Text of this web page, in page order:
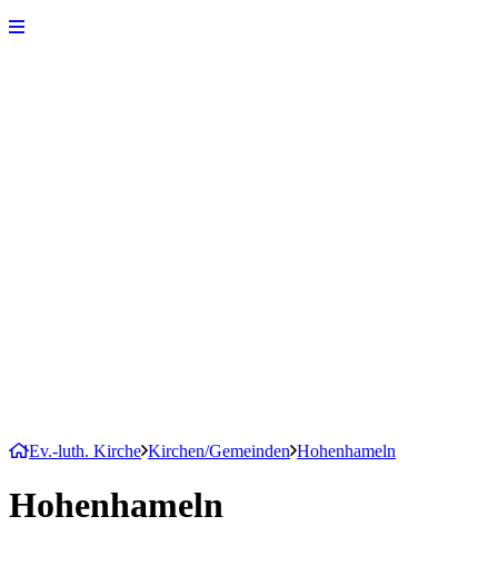
Ev.-luth. Kirche Kirchen/Gemeinden Hohenhameln
Hohenhameln